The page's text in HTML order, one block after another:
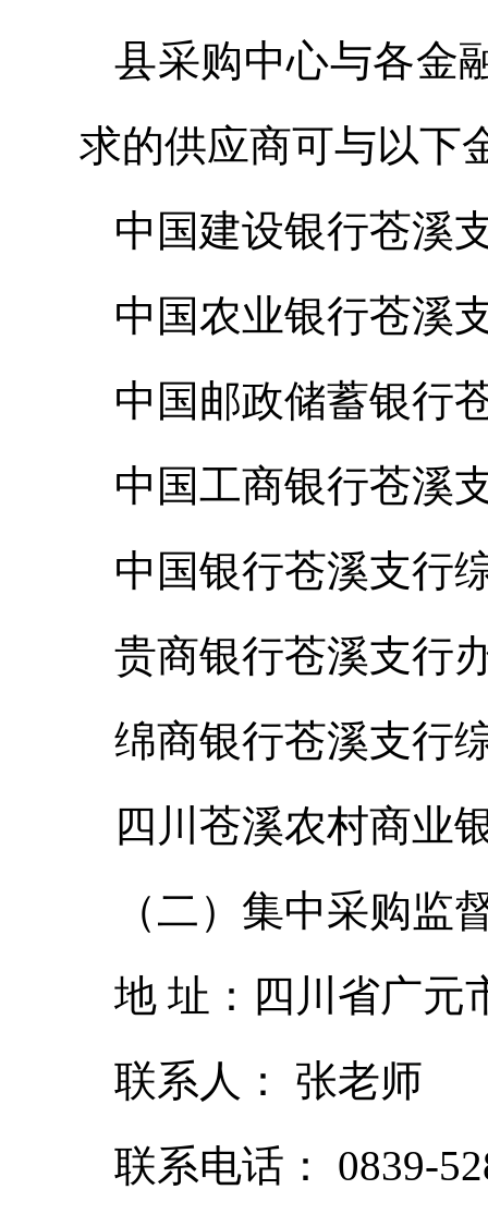
县采购中心与各金
求的供应商可与以下
中国建设银行苍溪
中国农业银行苍溪
中国邮政储蓄银行
中国工商银行苍溪
中国银行苍溪支行
贵商银行苍溪支行
绵商银行苍溪支行
四川苍溪农村商业
（二）集中采购监
地 址：四川省广元
联系人： 张老师
联系电话： 0839-